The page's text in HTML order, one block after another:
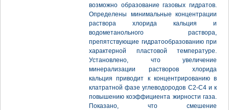
возможно образование газовых гидратов.
Определены минимальные концентрации
раствора хлорида кальция и
водометанольного раствора,
препятствующие гидратообразованию при
характерной пластовой температуре.
Установлено, что увеличение
минерализации растворов хлорида
кальция приводит к концентрированию в
клатратной фазе углеводородов С2-С4 и к
повышению коэффициента жирности газа.
Показано, что смешение